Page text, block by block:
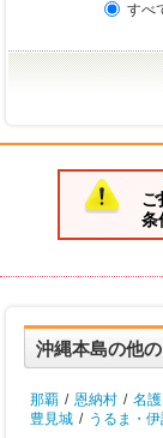
すべ
ご
条
沖縄本島の他
那覇 / 恩納村 / 名護
豊見城 / うるま・